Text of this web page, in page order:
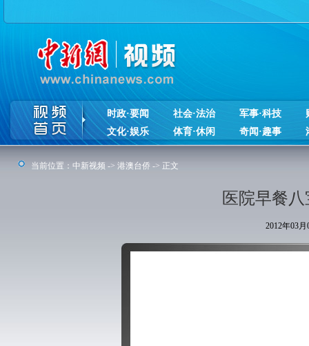
时政·要闻 社会·法治 军事·科技
文化·娱乐
体育·休闲 奇闻·趣事
当前位置： 中新视频 -> 港澳台侨 -> 正文
医院早餐
2012年03